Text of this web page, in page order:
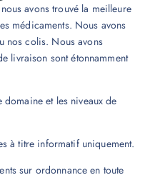
avons trouvé la meilleure
médicaments. Nous avons
nos colis. Nous avons
livraison sont étonnamment
et les niveaux de
à titre informatif uniquement.
sur ordonnance en toute